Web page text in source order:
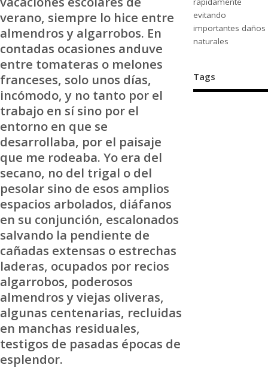
verano, siempre lo hice entre
almendros y algarrobos. En
contadas ocasiones anduve
entre tomateras o melones
franceses, solo unos días,
incómodo, y no tanto por el
trabajo en sí sino por el
entorno en que se
desarrollaba, por el paisaje
que me rodeaba. Yo era del
secano, no del trigal o del
pesolar sino de esos amplios
espacios arbolados, diáfanos
en su conjunción, escalonados
salvando la pendiente de
cañadas extensas o estrechas
laderas, ocupados por recios
algarrobos, poderosos
almendros y viejas oliveras,
algunas centenarias, recluidas
en manchas residuales,
testigos de pasadas épocas de
esplendor.
evitando
importantes daños
naturales
Tags